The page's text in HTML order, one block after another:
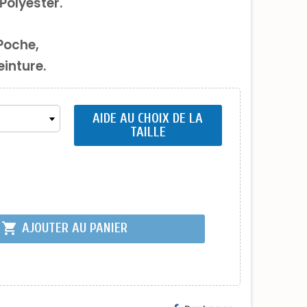
AIDE AU CHOIX DE LA
TAILLE
shopping_cart AJOUTER AU PANIER